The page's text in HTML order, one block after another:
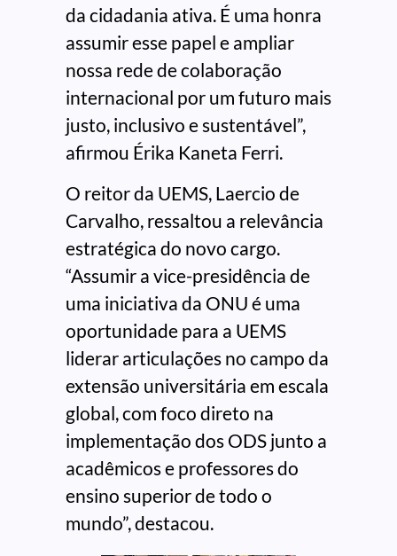
da cidadania ativa. É uma honra
assumir esse papel e ampliar
nossa rede de colaboração
internacional por um futuro mais
justo, inclusivo e sustentável”,
afirmou Érika Kaneta Ferri.
O reitor da UEMS, Laercio de
Carvalho, ressaltou a relevância
estratégica do novo cargo.
“Assumir a vice-presidência de
uma iniciativa da ONU é uma
oportunidade para a UEMS
liderar articulações no campo da
extensão universitária em escala
global, com foco direto na
implementação dos ODS junto a
acadêmicos e professores do
ensino superior de todo o
mundo”, destacou.